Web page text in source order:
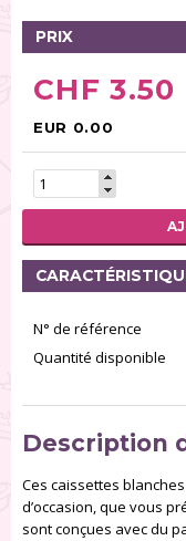
PRIX
CHF 3.50
EUR 0.00
N° de référence
Quantité disponible
Description
Ces caissettes
d’occasion, que vous
sont conçues avec du